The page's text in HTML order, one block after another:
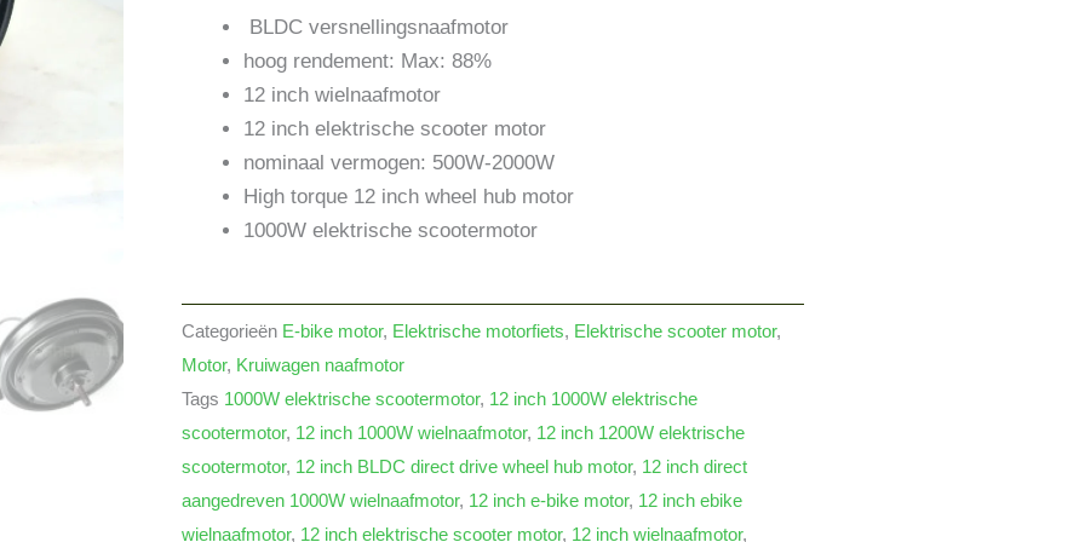
BLDC versnellingsnaafmotor
hoog rendement: Max: 88%
12 inch wielnaafmotor
12 inch elektrische scooter motor
nominaal vermogen: 500W-2000W
High torque 12 inch wheel hub motor
1000W elektrische scootermotor
Categorieën E-bike motor, Elektrische motorfiets, Elektrische scooter motor,
Motor, Kruiwagen naafmotor
Tags 1000W elektrische scootermotor, 12 inch 1000W elektrische
scootermotor, 12 inch 1000W wielnaafmotor, 12 inch 1200W elektrische
scootermotor, 12 inch BLDC direct drive wheel hub motor, 12 inch direct
aangedreven 1000W wielnaafmotor, 12 inch e-bike motor, 12 inch ebike
wielnaafmotor, 12 inch elektrische scooter motor, 12 inch wielnaafmotor,